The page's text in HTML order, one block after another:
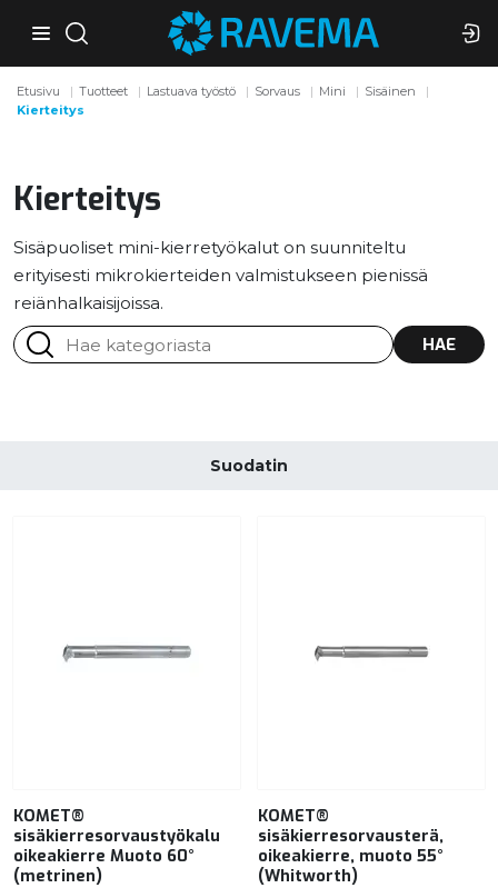
Etusivu Tuotteet Lastuava työstö Sorvaus Mini
Sisäinen
Kierteitys
Kierteitys
Sisäpuoliset mini-kierretyökalut on suunniteltu
erityisesti mikrokierteiden valmistukseen pienissä
reiänhalkaisijoissa.
HAE
Suodatin
KOMET®
sisäkierresorvaustyökalu
oikeakierre Muoto 60°
(metrinen)
KOMET®
sisäkierresorvausterä,
oikeakierre, muoto 55°
(Whitworth)